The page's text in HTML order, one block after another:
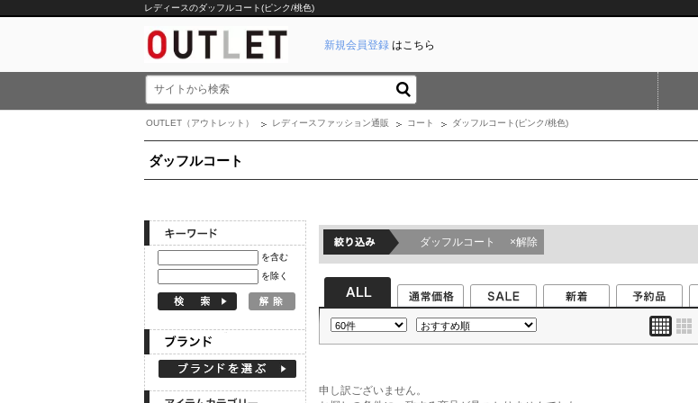
レディースのダッフルコート(ピンク/桃色)
新規会員登録 はこちら
OUTLET（アウトレット） レディースファッション通販 コート ダッフルコート(ピンク/桃色)
ダッフルコート
を含む
を除く
ダッフルコート ×解除
申し訳ございません。